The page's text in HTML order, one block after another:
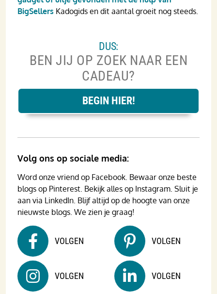
BigSellers Kadogids en dit aantal groeit nog steeds.
DUS:
BEN JIJ OP ZOEK NAAR EEN
CADEAU?
BEGIN HIER!
Volg ons op sociale media:
Word onze vriend op Facebook. Bewaar onze beste
blogs op Pinterest. Bekijk alles op Instagram. Sluit je
aan via LinkedIn. Blijf altijd op de hoogte van onze
nieuwste blogs. We zien je graag!
VOLGEN VOLGEN
VOLGEN VOLGEN